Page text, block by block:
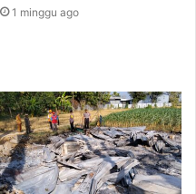
1 minggu ago